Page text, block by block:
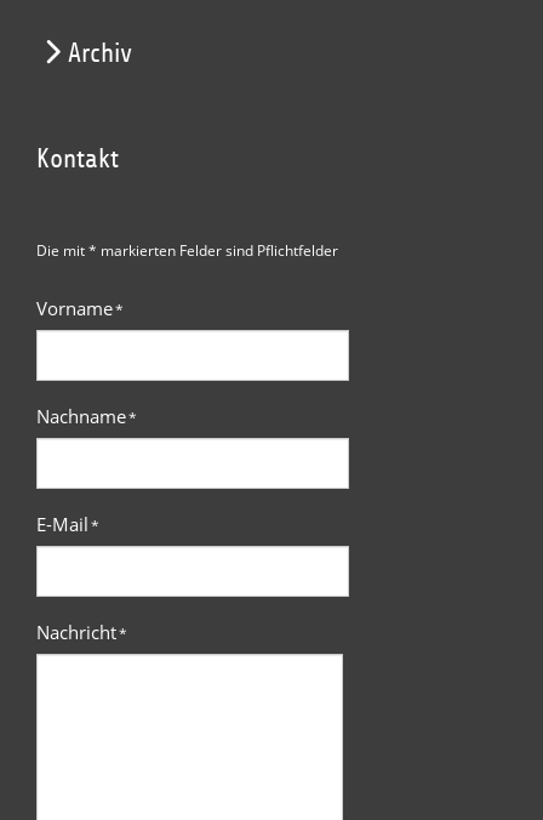
Archiv
Kontakt
Die mit * markierten Felder sind Pflichtfelder
Vorname*
Nachname*
E-Mail*
Nachricht*